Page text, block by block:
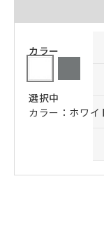
カラー
選択中
カラー：ホワイ